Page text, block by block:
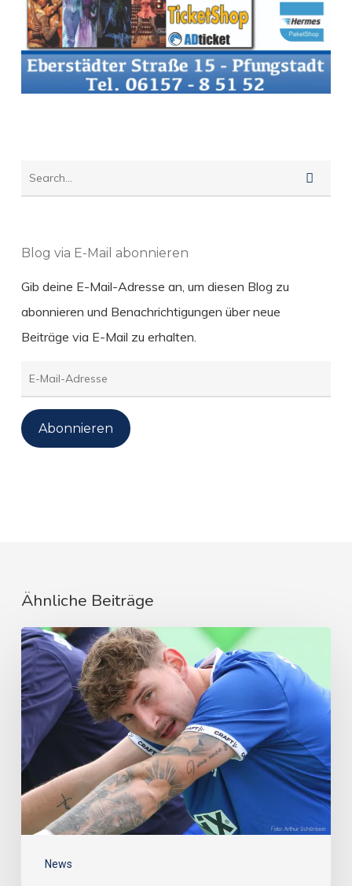
Blog via E-Mail abonnieren
Gib deine E-Mail-Adresse an, um diesen Blog zu
abonnieren und Benachrichtigungen über neue
Beiträge via E-Mail zu erhalten.
E-
Mail-
Adresse
Abonnieren
Ähnliche Beiträge
News